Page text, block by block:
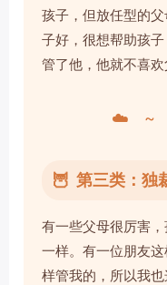
孩子，但放任型的
子好，很想帮助孩
管了他，他就不喜欢
☁️ ~
🦉 第三类：独
有一些父母很厉害
一样。有一位朋友
样管我的，所以我